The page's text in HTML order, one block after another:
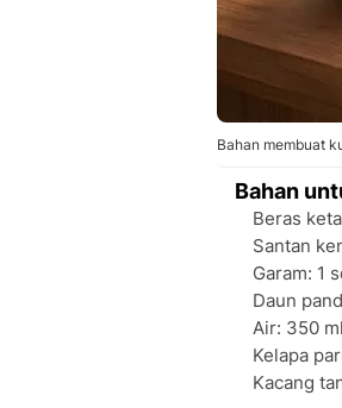
Bahan membuat
Bahan
Beras
Santan
Garam: 1
Daun
Air: 350
Kelapa
Kacang